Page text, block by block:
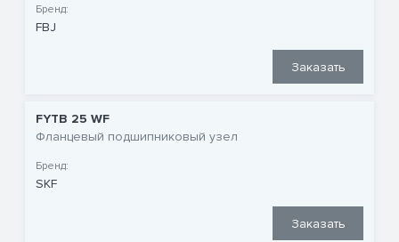
Бренд:
FBJ
Заказать
FYTB 25 WF
Фланцевый подшипниковый узел
Бренд:
SKF
Заказать